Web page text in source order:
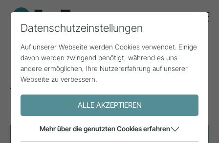
Dänemark
Tirols Quellmärkte
Datenschutzeinstellungen
Auf unserer Webseite werden Cookies verwendet. Einige
davon werden zwingend benötigt, während es uns
andere ermöglichen, Ihre Nutzererfahrung auf unserer
Webseite zu verbessern.
ALLE AKZEPTIEREN
Mehr über die genutzten Cookies erfahren